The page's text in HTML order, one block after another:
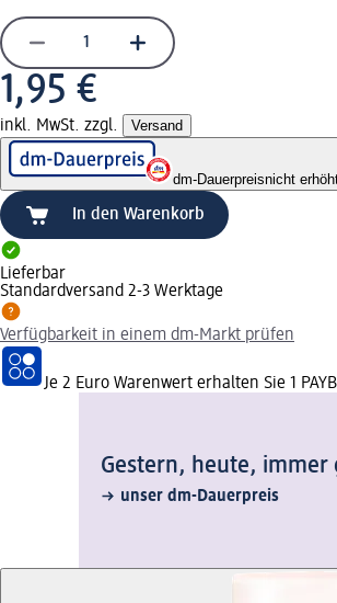
1,95 €
inkl. MwSt. zzgl. Versand
dm-Dauerpreisnicht
In den Warenkorb
Lieferbar
Standardversand 2-3 Werktage
Verfügbarkeit in einem dm-Markt prüfen
Je 2 Euro Warenwert erhalten Sie 1
Gestern, heute, immer
unser dm-Dauerpreis